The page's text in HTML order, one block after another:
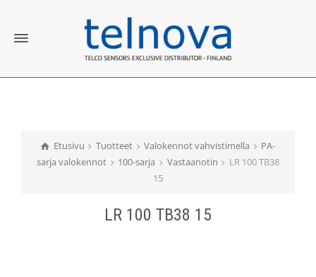
Etusivu Tuotteet Valokennot vahvistimella
PA-
sarja valokennot
100-sarja Vastaanotin
LR 100 TB38
15
LR 100 TB38 15